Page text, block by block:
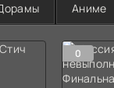
Аниме
0